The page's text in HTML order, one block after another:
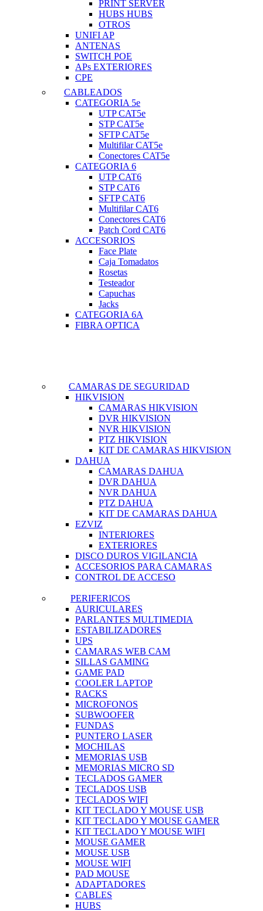
PRINT SERVER
HUBS HUBS
OTROS
UNIFI AP
ANTENAS
SWITCH POE
APs EXTERIORES
CPE
CABLEADOS
CATEGORIA 5e
UTP CAT5e
STP CAT5e
SFTP CAT5e
Multifilar CAT5e
Conectores CAT5e
CATEGORIA 6
UTP CAT6
STP CAT6
SFTP CAT6
Multifilar CAT6
Conectores CAT6
Patch Cord CAT6
ACCESORIOS
Face Plate
Caja Tomadatos
Rosetas
Testeador
Capuchas
Jacks
CATEGORIA 6A
FIBRA OPTICA
CAMARAS DE SEGURIDAD
HIKVISION
CAMARAS HIKVISION
DVR HIKVISION
NVR HIKVISION
PTZ HIKVISION
KIT DE CAMARAS HIKVISION
DAHUA
CAMARAS DAHUA
DVR DAHUA
NVR DAHUA
PTZ DAHUA
KIT DE CAMARAS DAHUA
EZVIZ
INTERIORES
EXTERIORES
DISCO DUROS VIGILANCIA
ACCESORIOS PARA CAMARAS
CONTROL DE ACCESO
PERIFERICOS
AURICULARES
PARLANTES MULTIMEDIA
ESTABILIZADORES
UPS
CAMARAS WEB CAM
SILLAS GAMING
GAME PAD
COOLER LAPTOP
RACKS
MICROFONOS
SUBWOOFER
FUNDAS
PUNTERO LASER
MOCHILAS
MEMORIAS USB
MEMORIAS MICRO SD
TECLADOS GAMER
TECLADOS USB
TECLADOS WIFI
KIT TECLADO Y MOUSE USB
KIT TECLADO Y MOUSE GAMER
KIT TECLADO Y MOUSE WIFI
MOUSE GAMER
MOUSE USB
MOUSE WIFI
PAD MOUSE
ADAPTADORES
CABLES
HUBS